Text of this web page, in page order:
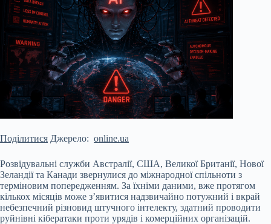
Поділитися Джерело: online.ua
Розвідувальні служби Австралії, США, Великої Британії, Нової
Зеландії та Канади звернулися до міжнародної спільноти з
терміновим попередженням. За їхніми даними, вже протягом
кількох місяців може з’явитися надзвичайно потужний і вкрай
небезпечний різновид штучного інтелекту, здатний проводити
руйнівні кібератаки проти урядів і комерційних організацій.